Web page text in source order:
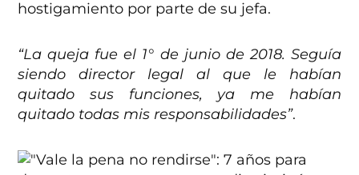
hostigamiento por parte de su jefa.
“La queja fue el 1° de junio de 2018. Seguía
siendo director legal al que le habían
quitado sus funciones, ya me habían
quitado todas mis responsabilidades”.